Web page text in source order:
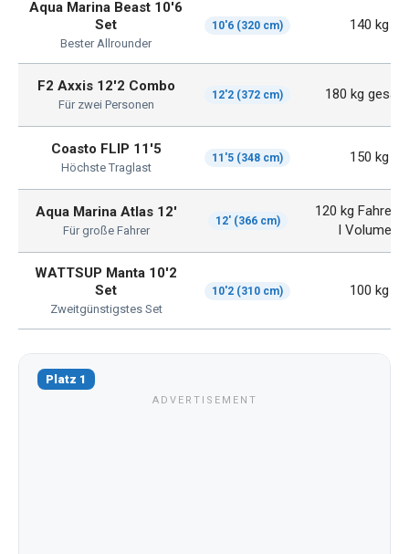
Aqua Marina Beast 10'6
Set
Bester Allrounder
10'6 (320 cm) 140 kg
F2 Axxis 12'2 Combo
Für zwei Personen
12'2 (372 cm) 180 kg
Coasto FLIP 11'5
Höchste Traglast
11'5 (348 cm) 150 kg
Aqua Marina Atlas 12'
Für große Fahrer
12' (366 cm)
120 kg Fahrer,
l Volumen
WATTSUP Manta 10'2
Set
Zweitgünstigstes Set
10'2 (310 cm) 100 kg
Platz 1